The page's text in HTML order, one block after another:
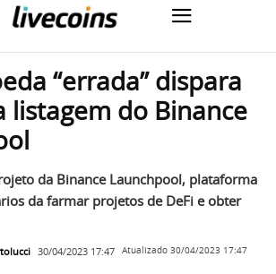
“errada” dispara
listagem do Binance
da Binance Launchpool, plataforma
da farmar projetos de DeFi e obter
30/04/2023 17:47 Atualizado 30/04/2023 17:47